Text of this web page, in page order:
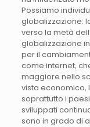
Possiamo
globalizzazione:
verso la metà
globalizzazione
per il
come internet,
maggiore nello
vista economico,
soprattutto i
sviluppati
sono in grado di